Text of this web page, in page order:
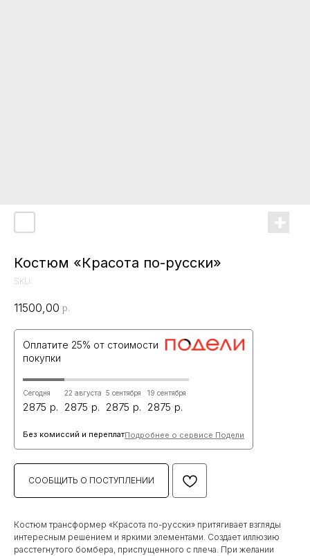
Костюм «Красота по-русски»
SKU:
11500,00 р.
Оплатите 25% от стоимости
покупки
Сегодня
2875
22 августа
2875
5 сентября
2875
19 сентября
2875
Без комиссий и переплатПодробнее о сервисе Подели
СООБЩИТЬ О ПОСТУПЛЕНИИ
Костюм трансформер «Красота по-русски» притягивает взгляды
интересным решением и яркими элементами. Создает иллюзию
расстегнутого бомбера, приспущенного с плеча. При желании